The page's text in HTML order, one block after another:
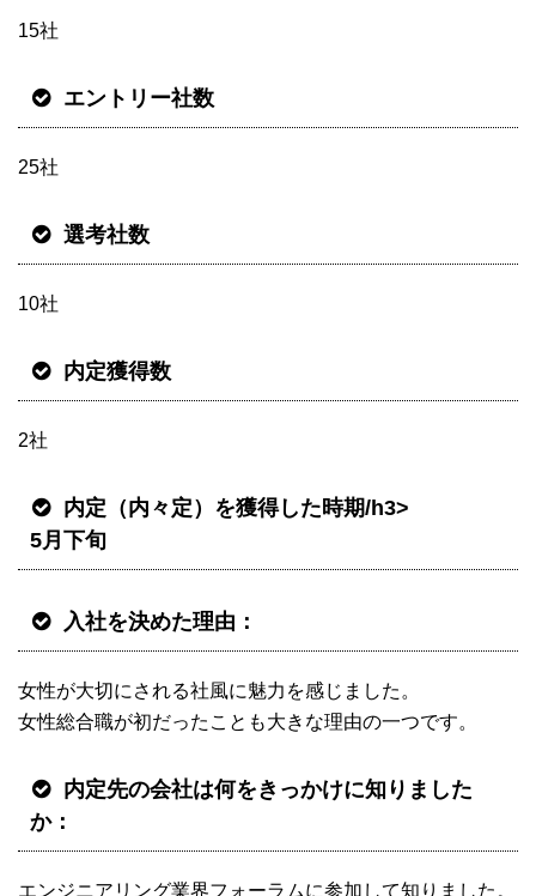
15社
エントリー社数
25社
選考社数
10社
内定獲得数
2社
内定（内々定）を獲得した時期/h3>
5月下旬
入社を決めた理由：
女性が大切にされる社風に魅力を感じました。
女性総合職が初だったことも大きな理由の一つです。
内定先の会社は何をきっかけに知りました
か：
エンジニアリング業界フォーラムに参加して知りました。